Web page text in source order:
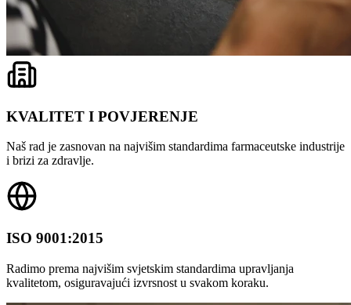
KVALITET I POVJERENJE
Naš rad je zasnovan na najvišim standardima farmaceutske industrije
i brizi za zdravlje.
ISO 9001:2015
Radimo prema najvišim svjetskim standardima upravljanja
kvalitetom, osiguravajući izvrsnost u svakom koraku.